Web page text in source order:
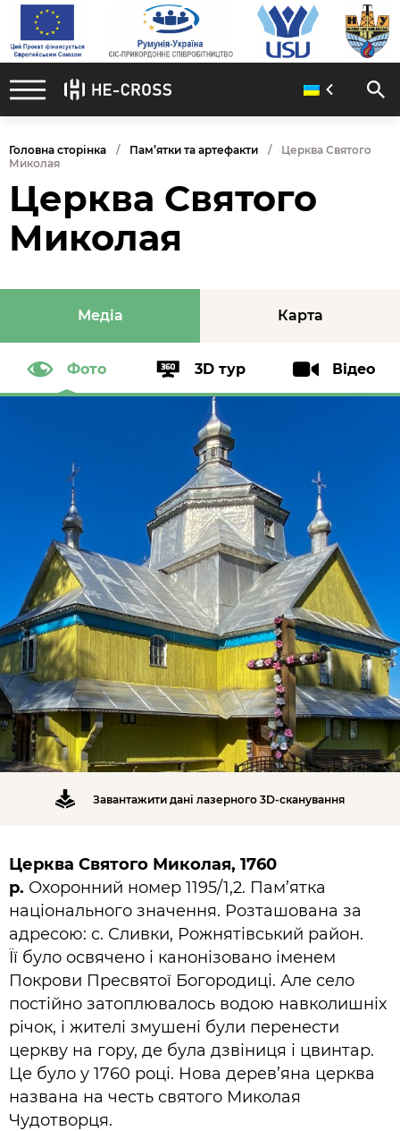
Головна сторінка Пам’ятки та артефакти
Церква Святого
Миколая
Церква Святого
Миколая
Медіа Карта
Фото 3D тур Відео
Завантажити дані лазерного 3D-сканування
Церква Святого Миколая, 1760
р. Охоронний номер 1195/1,2. Пам’ятка
національного значення. Розташована за
адресою: с. Сливки, Рожнятівський район.
Її було освячено і канонізовано іменем
Покрови Пресвятої Богородиці. Але село
постійно затоплювалось водою навколишніх
річок, і жителі змушені були перенести
церкву на гору, де була дзвіниця і цвинтар.
Це було у 1760 році. Нова дерев’яна церква
названа на честь святого Миколая
Чудотворця.